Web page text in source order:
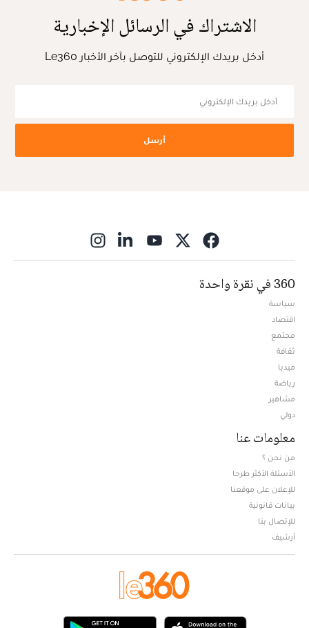
الاشتراك في الرسائل الإخبارية
أدخل بريدك الإلكتروني للتوصل بآخر الأخبار Le360
أرسل
360 في نقرة واحدة
سياسة
اقتصاد
مجتمع
ثقافة
ميديا
رياضة
مشاهير
دولي
معلومات عنا
من نحن ؟
الأسئلة الأكثر طرحا
للإعلان على موقعنا
بيانات قانونية
للإتصال بنا
أرشيف